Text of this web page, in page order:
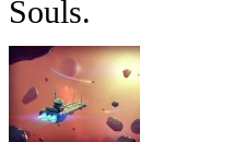
Souls.